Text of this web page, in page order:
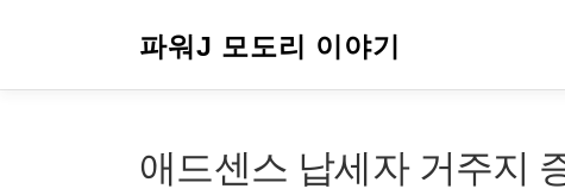
로
파워J 모도리 이야기
애드센스 납세자 거주지